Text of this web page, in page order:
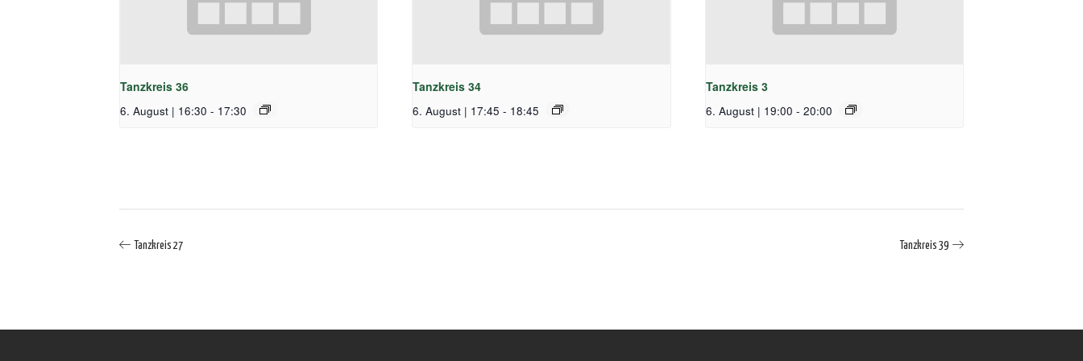
Tanzkreis 36
6. August | 16:30 - 17:30
Tanzkreis 34
6. August | 17:45 - 18:45
Tanzkreis 3
6. August | 19:00 - 20:00
Tanzkreis 27 Tanzkreis 39